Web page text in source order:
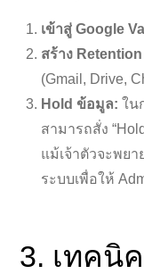
เข้าสู่ Google
สร้าง
(Gmail, Drive,
Hold ข้อมูล: ใน
สามารถสั่ง
แม้เจ้าตัวจะพย
ระบบเพื่อให้
3. เทคนิ